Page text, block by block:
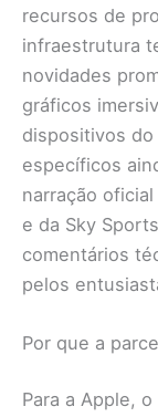
recursos de
infraestrutura
novidades
gráficos
dispositivos
específicos
narração
e da Sky
comentários
pelos
Por que a
Para a Apple,